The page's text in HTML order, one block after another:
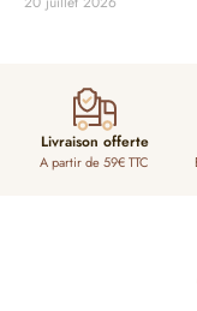
Livraison offerte
A partir de 59€ TTC